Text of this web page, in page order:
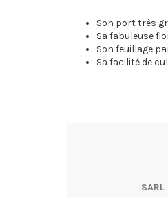
Son port très
Sa fabuleuse
Son feuillage
Sa facilité de